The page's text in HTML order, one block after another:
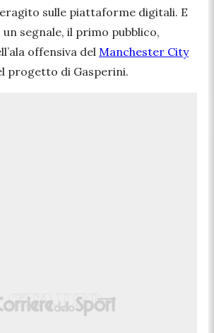
sulle piattaforme digitali. E
segnale, il primo pubblico,
offensiva del Manchester City
progetto di Gasperini.